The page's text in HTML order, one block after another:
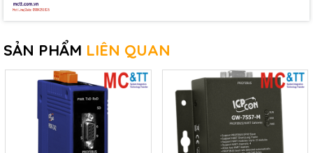
SẢN PHẨM LIÊN QUAN